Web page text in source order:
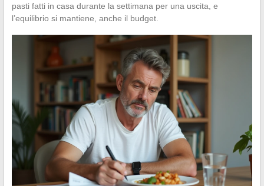
pasti fatti in casa durante la settimana per una uscita, e
l’equilibrio si mantiene, anche il budget.